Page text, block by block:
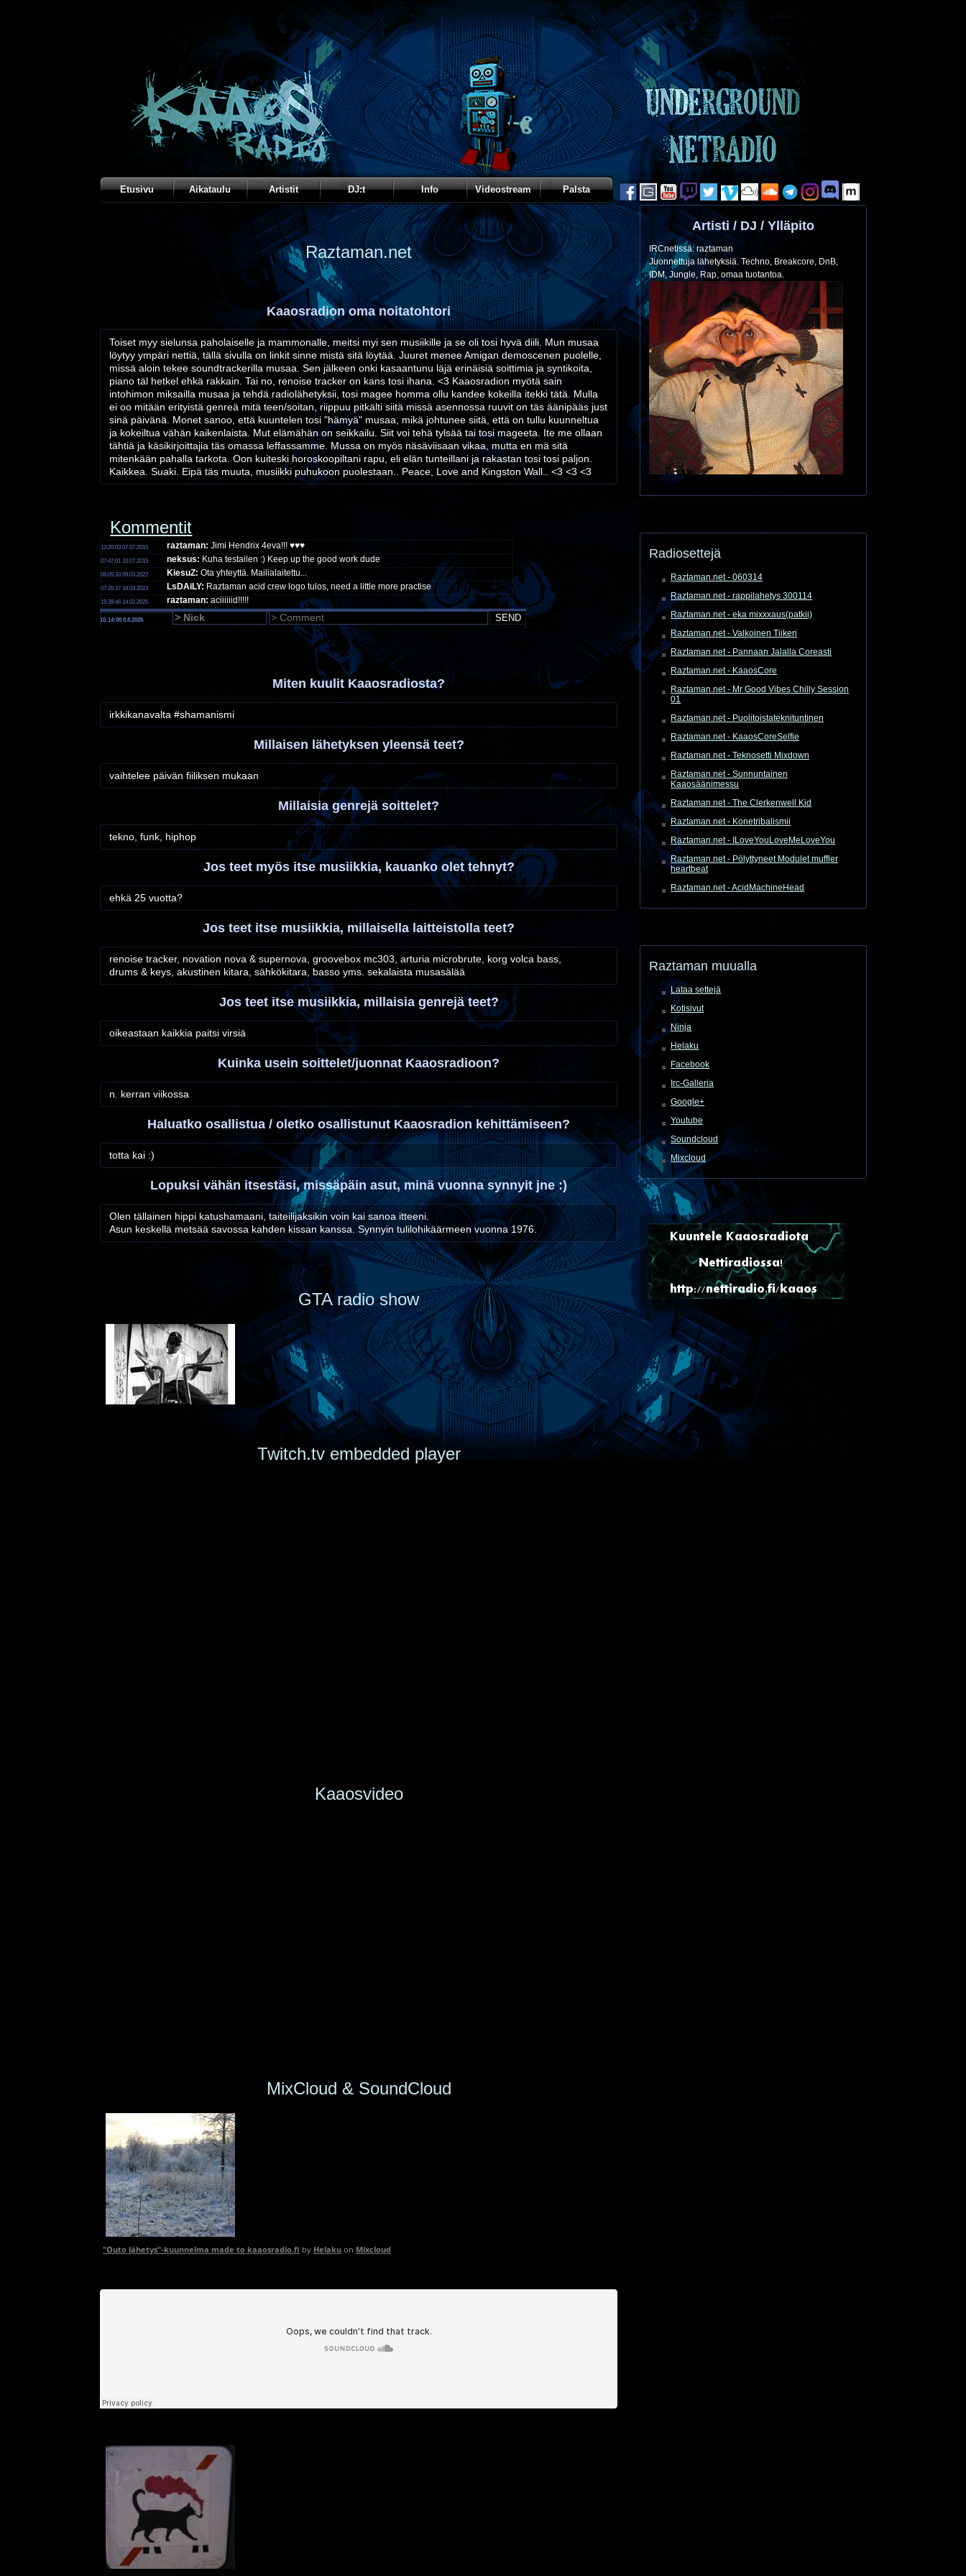
Etusivu Aikataulu Artistit DJ:t Info Videostream Palsta
Raztaman.net
Kaaosradion oma noitatohtori
Toiset myy sielunsa paholaiselle ja mammonalle, meitsi myi sen musiikille ja se oli tosi hyvä diili. Mun musaa
löytyy ympäri nettiä, tällä sivulla on linkit sinne mistä sitä löytää. Juuret menee Amigan demoscenen puolelle,
missä aloin tekee soundtrackerilla musaa. Sen jälkeen onki kasaantunu läjä erinäisiä soittimia ja syntikoita,
piano täl hetkel ehkä rakkain. Tai no, renoise tracker on kans tosi ihana. <3 Kaaosradion myötä sain
intohimon miksailla musaa ja tehdä radiolähetyksii, tosi magee homma ollu kandee kokeilla itekki tätä. Mulla
ei oo mitään erityistä genreä mitä teen/soitan, riippuu pitkälti siitä missä asennossa ruuvit on täs äänipääs just
sinä päivänä. Monet sanoo, että kuuntelen tosi "hämyä" musaa, mikä johtunee siitä, että on tullu kuunneltua
ja kokeiltua vähän kaikenlaista. Mut elämähän on seikkailu. Siit voi tehä tylsää tai tosi mageeta. Ite me ollaan
tähtiä ja käsikirjoittajia täs omassa leffassamme. Mussa on myös näsäviisaan vikaa, mutta en mä sitä
mitenkään pahalla tarkota. Oon kuiteski horoskoopiltani rapu, eli elän tunteillani ja rakastan tosi tosi paljon.
Kaikkea. Suaki. Eipä täs muuta, musiikki puhukoon puolestaan.. Peace, Love and Kingston Wall.. <3 <3 <3
Kommentit
13:20:03 07.07.2015 raztaman: Jimi Hendrix 4eva!!! ♥♥♥
07:47:01 10.07.2015 neksus: Kuha testailen :) Keep up the good work dude
06:05:33 09.03.2022 KiesuZ: Ota yhteyttä. Mailialaitettu...
07:26:37 18.03.2023 LsDAiLY: Raztaman acid crew logo tulos, need a little more practise
15:39:46 14.02.2025 raztaman: aciiiiiid!!!!!
15:14:09 8.8.2026
Miten kuulit Kaaosradiosta?
irkkikanavalta #shamanismi
Millaisen lähetyksen yleensä teet?
vaihtelee päivän fiiliksen mukaan
Millaisia genrejä soittelet?
tekno, funk, hiphop
Jos teet myös itse musiikkia, kauanko olet tehnyt?
ehkä 25 vuotta?
Jos teet itse musiikkia, millaisella laitteistolla teet?
renoise tracker, novation nova & supernova, groovebox mc303, arturia microbrute, korg volca bass,
drums & keys, akustinen kitara, sähkökitara, basso yms. sekalaista musasälää
Jos teet itse musiikkia, millaisia genrejä teet?
oikeastaan kaikkia paitsi virsiä
Kuinka usein soittelet/juonnat Kaaosradioon?
n. kerran viikossa
Haluatko osallistua / oletko osallistunut Kaaosradion kehittämiseen?
totta kai :)
Lopuksi vähän itsestäsi, missäpäin asut, minä vuonna synnyit jne :)
Olen tällainen hippi katushamaani, taiteilijaksikin voin kai sanoa itteeni.
Asun keskellä metsää savossa kahden kissan kanssa. Synnyin tulilohikäärmeen vuonna 1976.
GTA radio show
Twitch.tv embedded player
Kaaosvideo
MixCloud & SoundCloud
"Outo lähetys"-kuunnelma made to kaaosradio.fi by Helaku on Mixcloud
Artisti / DJ / Ylläpito
IRCnetissä: raztaman
Juonnettuja lähetyksiä. Techno, Breakcore, DnB,
IDM, Jungle, Rap, omaa tuotantoa.
Radiosettejä
Raztaman.net - 060314
Raztaman.net - rappilahetys 300114
Raztaman.net - eka mixxxaus(patkii)
Raztaman.net - Valkoinen Tiikeri
Raztaman.net - Pannaan Jalalla Coreasti
Raztaman.net - KaaosCore
Raztaman.net - Mr Good Vibes Chilly Session
01
Raztaman.net - Puolitoistateknituntinen
Raztaman.net - KaaosCoreSelfie
Raztaman.net - Teknosetti Mixdown
Raztaman.net - Sunnuntainen
Kaaosäänimessu
Raztaman.net - The Clerkenwell Kid
Raztaman.net - Konetribalismii
Raztaman.net - ILoveYouLoveMeLoveYou
Raztaman.net - Pölyttyneet Modulet muffler
heartbeat
Raztaman.net - AcidMachineHead
Raztaman muualla
Lataa settejä
Kotisivut
Ninja
Helaku
Facebook
Irc-Galleria
Google+
Youtube
Soundcloud
Mixcloud